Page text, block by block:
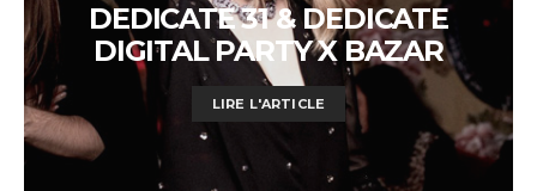
DEDICATE 31 & DEDICATE
DIGITAL PARTY X BAZAR
LIRE L'ARTICLE